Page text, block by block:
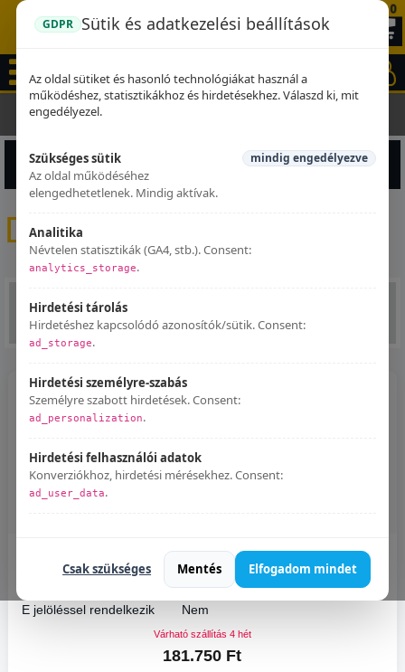
GDPR Sütik és adatkezelési beállítások
Az oldal sütiket és hasonló technológiákat használ a
működéshez, statisztikákhoz és hirdetésekhez. Válaszd ki, mit
engedélyezel.
Szükséges sütik
Az oldal működéséhez
elengedhetetlenek. Mindig aktívak.
mindig engedélyezve
Analitika
Névtelen statisztikák (GA4, stb.). Consent:
analytics_storage.
Hirdetési tárolás
Hirdetéshez kapcsolódó azonosítók/sütik. Consent:
ad_storage.
Hirdetési személyre-szabás
Személyre szabott hirdetések. Consent:
ad_personalization.
Hirdetési felhasználói adatok
Konverziókhoz, hirdetési mérésekhez. Consent:
ad_user_data.
Csak szükséges Mentés Elfogadom mindet
0
Kezdőlap Dominator kipufogók
Termékek szűrése
Dominator kipufogók
3 4 5 6
Ducati MONSTER 695 2006 - 2008 Dominator kipufogó GP2 + dB killer
E jelöléssel rendelkezik Nem
Várható szállítás 4 hét
181.750 Ft